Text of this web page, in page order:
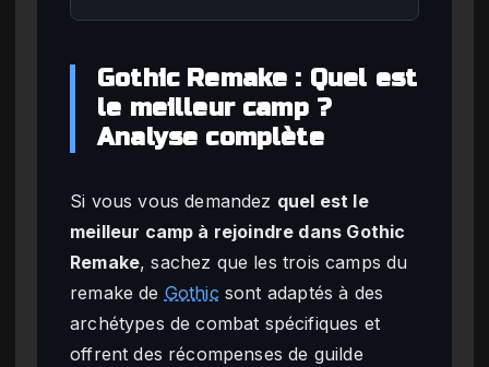
Gothic Remake : Quel est
le meilleur camp ?
Analyse complète
Si vous vous demandez quel est le
meilleur camp à rejoindre dans Gothic
Remake, sachez que les trois camps du
remake de Gothic sont adaptés à des
archétypes de combat spécifiques et
offrent des récompenses de guilde